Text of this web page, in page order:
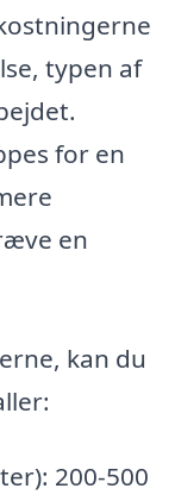
typen af
for en
en
kan du
200-500